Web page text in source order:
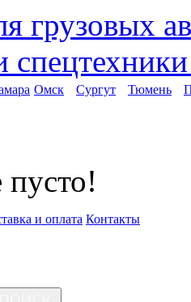
Омск Сургут Тюмень
и оплата Контакты